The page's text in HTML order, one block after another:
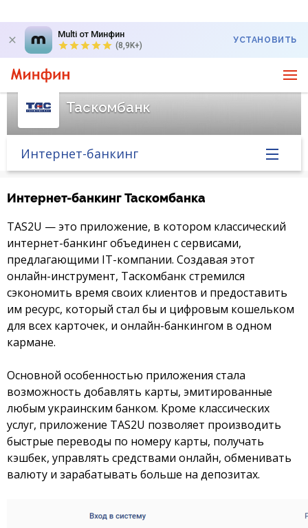
Multi от Минфин
(8,9K+)
УСТАНОВИТЬ
Таскомбанк
Банк в новостях
Курс валют в банке
Вопросы банку
Отзывы
Депозиты юр. лиц
Кредити для бізнеса
Кредиты
Интернет-банкинг
Интернет-банкинг Таскомбанка
TAS2U — это приложение, в котором классический
интернет-банкинг объединен с сервисами,
предлагающими IT-компании. Создавая этот
онлайн-инструмент, Таскомбанк стремился
сэкономить время своих клиентов и предоставить
им ресурс, который стал бы и цифровым кошельком
для всех карточек, и онлайн-банкингом в одном
кармане.
Основной особенностью приложения стала
возможность добавлять карты, эмитированные
любым украинским банком. Кроме классических
услуг, приложение TAS2U позволяет производить
быстрые переводы по номеру карты, получать
кэшбек, управлять средствами онлайн, обменивать
валюту и зарабатывать больше на депозитах.